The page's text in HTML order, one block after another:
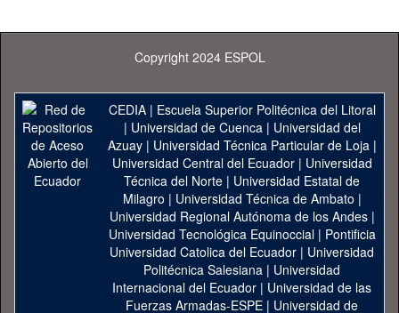
Copyright 2024 ESPOL
CEDIA| Escuela Superior Politécnica del Litoral
| Universidad de Cuenca| Universidad del
Azuay| Universidad Técnica Particular de Loja|
Universidad Central del Ecuador| Universidad
Técnica del Norte | Universidad Estatal de
Milagro | Universidad Técnica de Ambato |
Universidad Regional Autónoma de los Andes|
Universidad Tecnológica Equinoccial| Pontificia
Universidad Catolica del Ecuador | Universidad
Politécnica Salesiana | Universidad
Internacional del Ecuador | Universidad de las
Fuerzas Armadas-ESPE | Universidad de